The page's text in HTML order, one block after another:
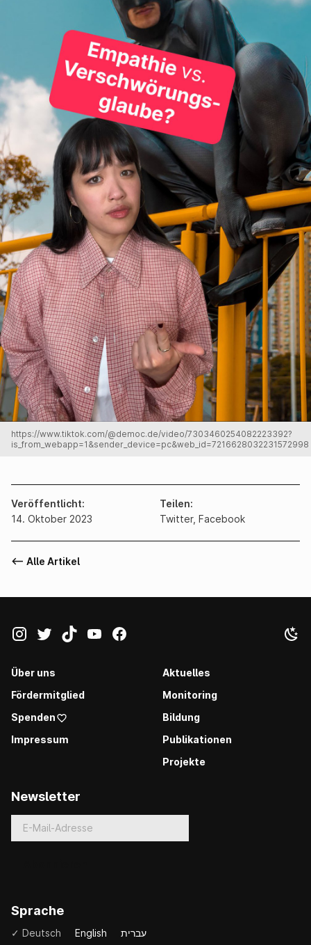
https://www.tiktok.com/@democ.de/video/7303460254082223392?
is_from_webapp=1&sender_device=pc&web_id=7216628032231572998
Veröffentlicht
14. Oktober 2023
Teilen
Twitter, Facebook
<-- Alle Artikel
Über uns
Fördermitglied
Spenden
Impressum
Aktuelles
Monitoring
Bildung
Publikationen
Projekte
Newsletter
Sprache
✓ Deutsch English עברית